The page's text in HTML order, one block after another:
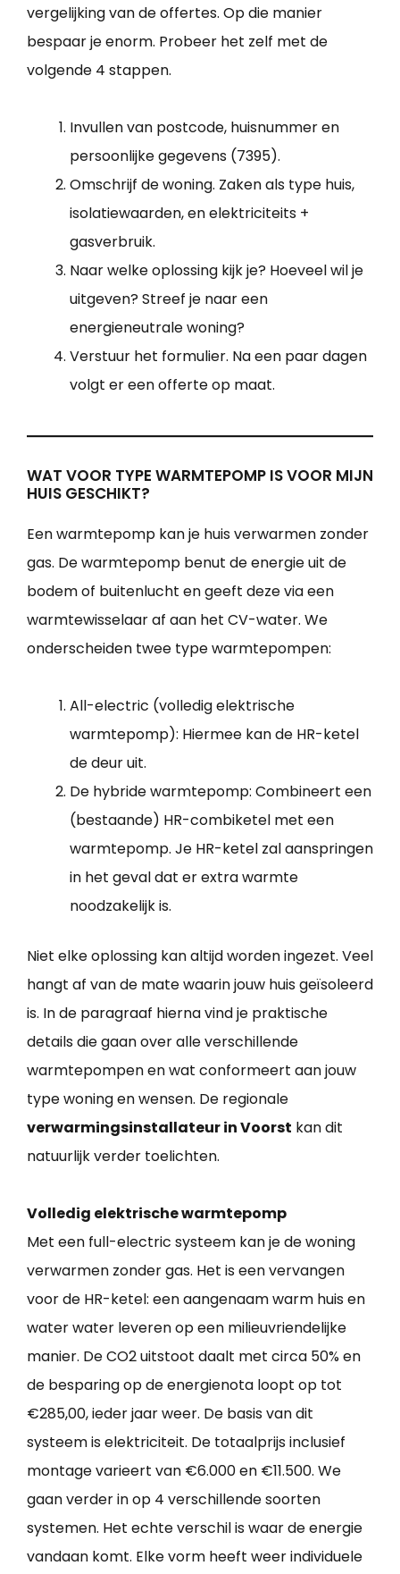
vergelijking van de offertes. Op die manier
bespaar je enorm. Probeer het zelf met de
volgende 4 stappen.
Invullen van postcode, huisnummer en
persoonlijke gegevens (7395).
Omschrijf de woning. Zaken als type huis,
isolatiewaarden, en elektriciteits +
gasverbruik.
Naar welke oplossing kijk je? Hoeveel wil je
uitgeven? Streef je naar een
energieneutrale woning?
Verstuur het formulier. Na een paar dagen
volgt er een offerte op maat.
WAT VOOR TYPE WARMTEPOMP IS VOOR MIJN
HUIS GESCHIKT?
Een warmtepomp kan je huis verwarmen zonder
gas. De warmtepomp benut de energie uit de
bodem of buitenlucht en geeft deze via een
warmtewisselaar af aan het CV-water. We
onderscheiden twee type warmtepompen:
All-electric (volledig elektrische
warmtepomp): Hiermee kan de HR-ketel
de deur uit.
De hybride warmtepomp: Combineert een
(bestaande) HR-combiketel met een
warmtepomp. Je HR-ketel zal aanspringen
in het geval dat er extra warmte
noodzakelijk is.
Niet elke oplossing kan altijd worden ingezet. Veel
hangt af van de mate waarin jouw huis geïsoleerd
is. In de paragraaf hierna vind je praktische
details die gaan over alle verschillende
warmtepompen en wat conformeert aan jouw
type woning en wensen. De regionale
verwarmingsinstallateur in Voorst kan dit
natuurlijk verder toelichten.
Volledig elektrische warmtepomp
Met een full-electric systeem kan je de woning
verwarmen zonder gas. Het is een vervangen
voor de HR-ketel: een aangenaam warm huis en
water water leveren op een milieuvriendelijke
manier. De CO2 uitstoot daalt met circa 50% en
de besparing op de energienota loopt op tot
€285,00, ieder jaar weer. De basis van dit
systeem is elektriciteit. De totaalprijs inclusief
montage varieert van €6.000 en €11.500. We
gaan verder in op 4 verschillende soorten
systemen. Het echte verschil is waar de energie
vandaan komt. Elke vorm heeft weer individuele